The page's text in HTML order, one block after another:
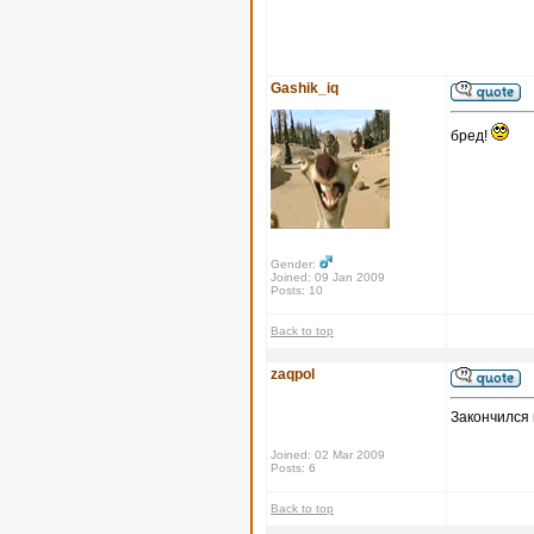
Gashik_iq
Gender:
Joined: 09 Jan 2009
Posts: 10
бред!
Back to top
zaqpol
Joined: 02 Mar 2009
Posts: 6
Закончился
Back to top